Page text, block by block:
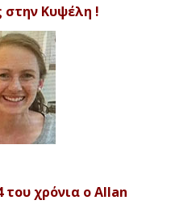
στην Κυψέλη !
του χρόνια ο Allan